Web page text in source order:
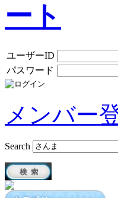
ート
ユーザーID
パスワード
メンバー
Search